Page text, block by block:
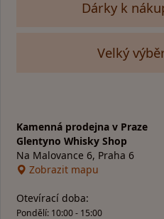
Dárky k
Velký
Kamenná prodejna v Praze
Glentyno Whisky Shop
Na Malovance 6, Praha 6
Zobrazit mapu
Otevírací doba:
Pondělí: 10:00 - 15:00